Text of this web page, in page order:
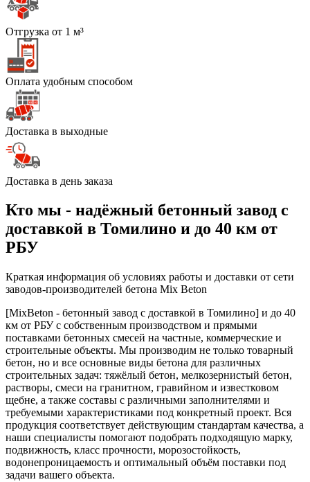
Отгрузка от 1 м³
Оплата удобным способом
Доставка в выходные
Доставка в день заказа
Кто мы - надёжный бетонный завод с
доставкой в Томилино и до 40 км от
РБУ
Краткая информация об условиях работы и доставки от сети
заводов-производителей бетона Mix Beton
[MixBeton - бетонный завод с доставкой в Томилино] и до 40
км от РБУ с собственным производством и прямыми
поставками бетонных смесей на частные, коммерческие и
строительные объекты. Мы производим не только товарный
бетон, но и все основные виды бетона для различных
строительных задач: тяжёлый бетон, мелкозернистый бетон,
растворы, смеси на гранитном, гравийном и известковом
щебне, а также составы с различными заполнителями и
требуемыми характеристиками под конкретный проект. Вся
продукция соответствует действующим стандартам качества, а
наши специалисты помогают подобрать подходящую марку,
подвижность, класс прочности, морозостойкость,
водонепроницаемость и оптимальный объём поставки под
задачи вашего объекта.